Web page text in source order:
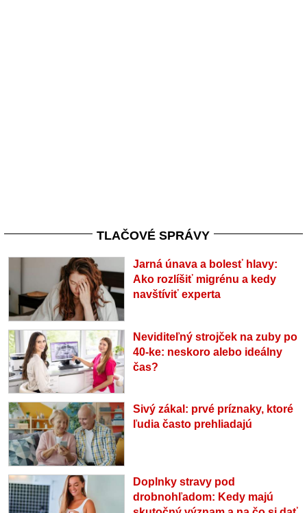
TLAČOVÉ SPRÁVY
Jarná únava a bolesť hlavy:
Ako rozlíšiť migrénu a kedy
navštíviť experta
Neviditeľný strojček na zuby po
40-ke: neskoro alebo ideálny
čas?
Sivý zákal: prvé príznaky, ktoré
ľudia často prehliadajú
Doplnky stravy pod
drobnohľadom: Kedy majú